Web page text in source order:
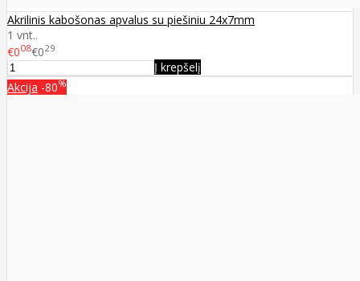
Akrilinis kabošonas apvalus su piešiniu 24x7mm
1 vnt..
€008€029
Į krepšelį
Akcija -80%